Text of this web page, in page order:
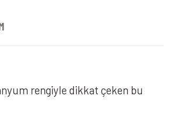
rengiyle dikkat çeken bu